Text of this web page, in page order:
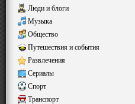
Люди и блоги
Музыка
Общество
Путешествия и события
Развлечения
Сериалы
Спорт
Транспорт